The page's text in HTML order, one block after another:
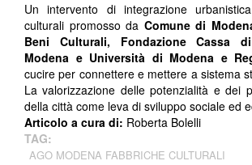
Un intervento di integrazione
culturali promosso da Comune di
Beni Culturali, Fondazione Cassa
Modena e Università di Modena e
cucire per connettere e mettere a sistema
La valorizzazione delle potenzialità e dei
della città come leva di sviluppo sociale ed
Articolo a cura di: Roberta Bolelli
TAG:
AGO MODENA FABBRICHE CULTURALI